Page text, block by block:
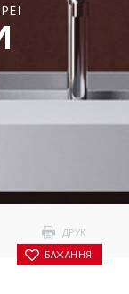
ДРУК
БАЖАННЯ
: АКСЕСУАРИ